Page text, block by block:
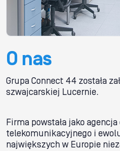
O nas
Grupa Connect 44 została
szwajcarskiej Lucernie.
Firma powstała jako
telekomunikacyjnego i
największych w Europie